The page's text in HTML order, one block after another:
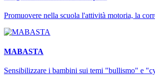
Promuovere nella scuola l'attività motoria, la
MABASTA
Sensibilizzare i bambini sui temi "bullismo" e